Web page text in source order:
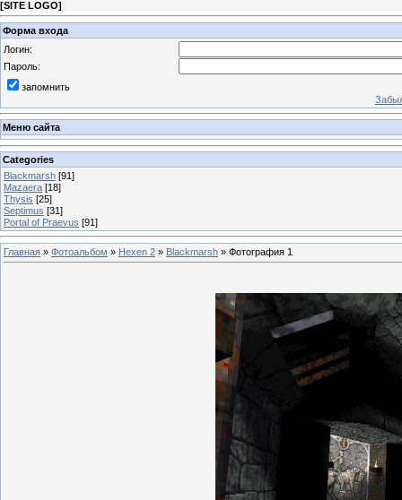
[SITE LOGO]
Форма входа
Логин:
Пароль:
запомнить
Меню сайта
Categories
Blackmarsh [91]
Mazaera [18]
Thysis [25]
Septimus [31]
Portal of Praevus [91]
Главная » Фотоальбом » Hexen 2 » Blackmarsh » Фотография 1